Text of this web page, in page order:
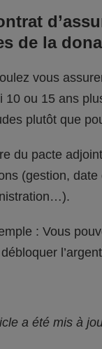
de la
vous
10 ou 15 ans
plutôt que
du pacte
(gestion, date
: Vous
a été mis à